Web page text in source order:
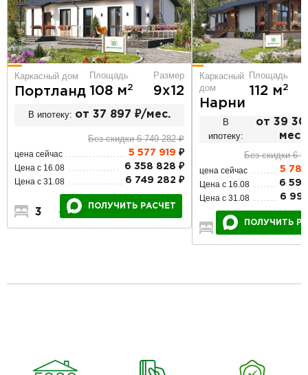
Каркасный дом
Портланд
Площадь
108 м2
Размер
9х12
В ипотеку: от 37 897 ₽/мес.
Без скидки 6 749 282 ₽
цена сейчас 5 577 919 ₽
Цена с 16.08 6 358 828 ₽
Цена с 31.08 6 749 282 ₽
3 2
ПОЛУЧИТЬ РАСЧЕТ
Каркасный
дом
Нарни
Площадь
112 м2
В
ипотеку:
от 39
мес.
Без скидки 6
цена сейчас 5
Цена с 16.08 6
Цена с 31.08 6
3
ПОЛУЧИТЬ